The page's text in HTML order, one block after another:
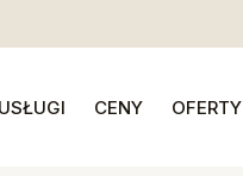
USŁUGI CENY OFERTY